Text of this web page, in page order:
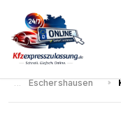
Eschershausen